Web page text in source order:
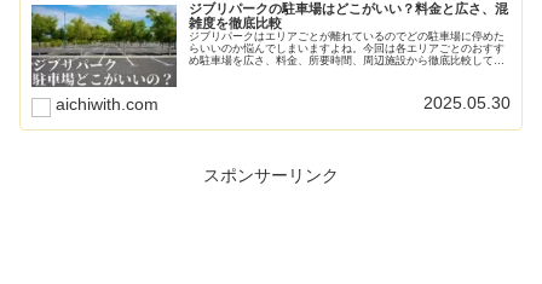
ジブリパークの駐車場はどこがいい？料金と広さ、混
雑度を徹底比較
ジブリパークはエリアごとが離れているのでどの駐車場に停めた
らいいのか悩んでしまいますよね。今回は各エリアごとのおすす
め駐車場を広さ、料金、所要時間、周辺施設から徹底比較して紹
aichiwith.com 2025.05.30
スポンサーリンク